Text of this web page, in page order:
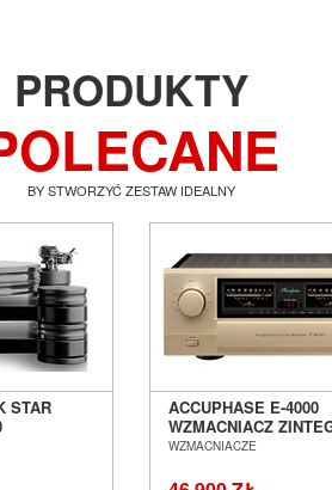
PRODUKTY
BY STWORZYĆ ZESTAW IDEALNY
STAR
ACCUPHASE E-4000
WZMACNIACZ
SALON POZNAŃ
WZMACNIACZE